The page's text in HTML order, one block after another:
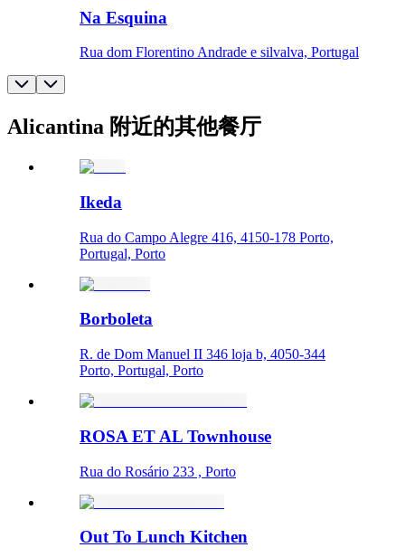
Na Esquina
Rua dom Florentino Andrade e silvalva, Portugal
Alicantina 附近的其他餐厅
Ikeda
Rua do Campo Alegre 416, 4150-178 Porto,
Portugal, Porto
Borboleta
R. de Dom Manuel II 346 loja b, 4050-344
Porto, Portugal, Porto
ROSA ET AL Townhouse
Rua do Rosário 233 , Porto
Out To Lunch Kitchen